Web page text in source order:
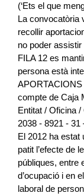
(‘Ets el que
La convocatòria
recollir
no poder assistir
FILA 12 es
persona està
APORTACIONS
compte de Caja
Entitat / Oficina
2038 - 8921 - 31
El 2012 ha estat
patit l’efecte de
públiques, entre
d’ocupació i en
laboral de